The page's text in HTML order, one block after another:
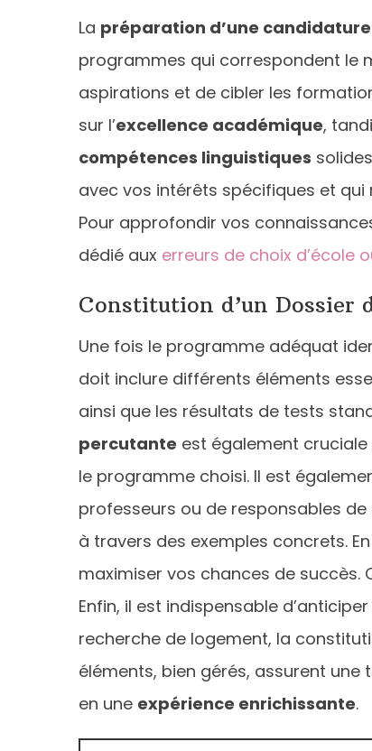
La préparation d’une candidature
programmes qui correspondent le
aspirations et de cibler les
sur l’excellence académique,
compétences linguistiques
avec vos intérêts spécifiques et
Pour approfondir vos
dédié aux erreurs de choix d’école
Constitution d’un Dossier
Une fois le programme adéquat
doit inclure différents éléments
ainsi que les résultats de tests
percutante est également
le programme choisi. Il est
professeurs ou de responsables
à travers des exemples concrets.
maximiser vos chances de
Enfin, il est indispensable d’anticiper
recherche de logement, la
éléments, bien gérés, assurent
en une expérience enrichissante.